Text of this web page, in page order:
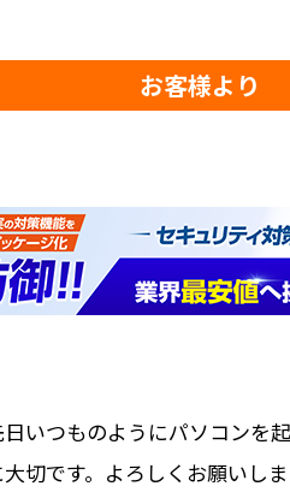
お客様より
いつものようにパソコン
切です。よろしくお願いしま